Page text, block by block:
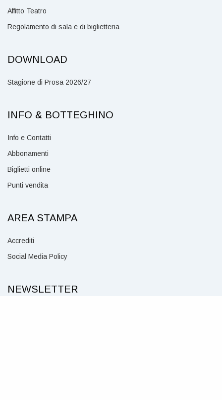
Affitto Teatro
Regolamento di sala e di biglietteria
DOWNLOAD
Stagione di Prosa 2026/27
INFO & BOTTEGHINO
Info e Contatti
Abbonamenti
Biglietti online
Punti vendita
AREA STAMPA
Accrediti
Social Media Policy
NEWSLETTER